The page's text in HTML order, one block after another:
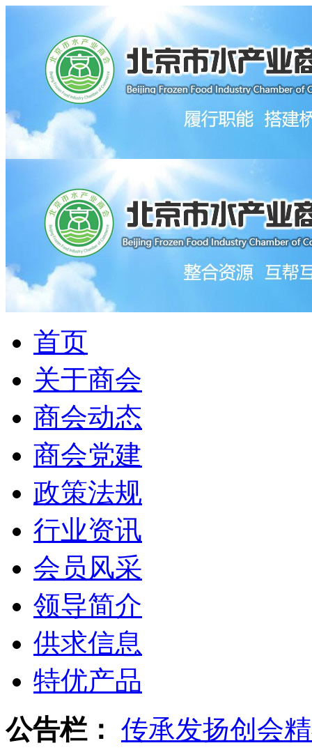
首页
关于商会
商会动态
商会党建
政策法规
行业资讯
会员风采
领导简介
供求信息
特优产品
公告栏： 传承发扬创会